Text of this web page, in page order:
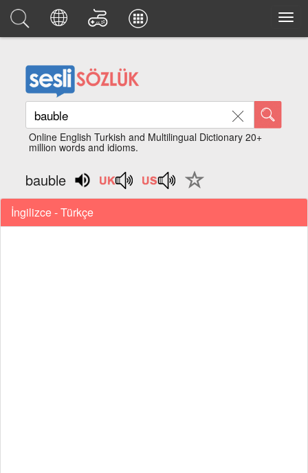
Online English Turkish and Multilingual Dictionary 20+
million words and idioms.
bauble
İngilizce - Türkçe